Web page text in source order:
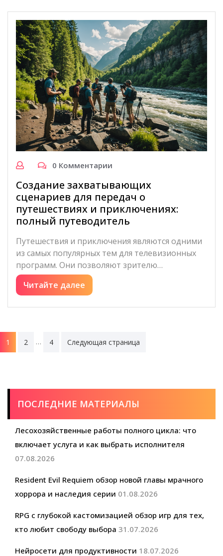
0 Комментарии
Создание захватывающих
сценариев для передач о
путешествиях и приключениях:
полный путеводитель
Путешествия и приключения являются одними
из самых популярных тем для телевизионных
программ. Они позволяют зрителю…
Читайте далее
Пагинация
записей
1 2 … 4 Следующая страница
ПОСЛЕДНИЕ МАТЕРИАЛЫ
Лесохозяйственные работы полного цикла: что
включает услуга и как выбрать исполнителя
07.08.2026
Resident Evil Requiem обзор новой главы мрачного
хоррора и наследия серии 01.08.2026
RPG с глубокой кастомизацией обзор игр для тех,
кто любит свободу выбора 31.07.2026
Нейросети для продуктивности 18.07.2026